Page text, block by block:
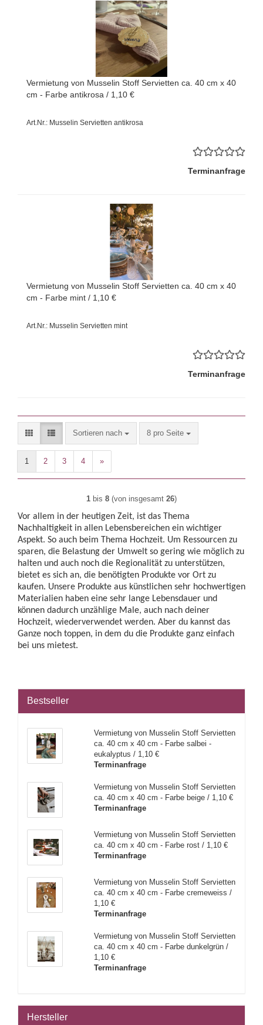
Vermietung von Musselin Stoff Servietten ca. 40 cm x 40
cm - Farbe antikrosa / 1,10 €
Art.Nr.: Musselin Servietten antikrosa
Terminanfrage
Vermietung von Musselin Stoff Servietten ca. 40 cm x 40
cm - Farbe mint / 1,10 €
Art.Nr.: Musselin Servietten mint
Terminanfrage
Sortieren nach
Sortieren nach 8 pro Seite
pro Seite
1 2 3 4 »
1 bis 8 (von insgesamt 26)
Vor allem in der heutigen Zeit, ist das Thema
Nachhaltigkeit in allen Lebensbereichen ein wichtiger
Aspekt. So auch beim Thema Hochzeit. Um Ressourcen zu
sparen, die Belastung der Umwelt so gering wie möglich zu
halten und auch noch die Regionalität zu unterstützen,
bietet es sich an, die benötigten Produkte vor Ort zu
kaufen. Unsere Produkte aus künstlichen sehr hochwertigen
Materialien haben eine sehr lange Lebensdauer und
können dadurch unzählige Male, auch nach deiner
Hochzeit, wiederverwendet werden. Aber du kannst das
Ganze noch toppen, in dem du die Produkte ganz einfach
bei uns mietest.
Bestseller
Vermietung von Musselin Stoff Servietten
ca. 40 cm x 40 cm - Farbe salbei -
eukalyptus / 1,10 €
Terminanfrage
Vermietung von Musselin Stoff Servietten
ca. 40 cm x 40 cm - Farbe beige / 1,10 €
Terminanfrage
Vermietung von Musselin Stoff Servietten
ca. 40 cm x 40 cm - Farbe rost / 1,10 €
Terminanfrage
Vermietung von Musselin Stoff Servietten
ca. 40 cm x 40 cm - Farbe cremeweiss /
1,10 €
Terminanfrage
Vermietung von Musselin Stoff Servietten
ca. 40 cm x 40 cm - Farbe dunkelgrün /
1,10 €
Terminanfrage
Hersteller